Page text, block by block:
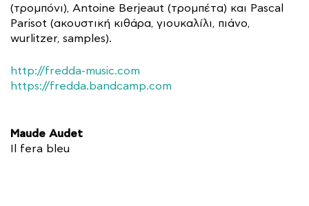
(τρομπόνι), Antoine Berjeaut (τρομπέτα) και Pascal
Parisot (ακουστική κιθάρα, γιουκαλίλι, πιάνο,
wurlitzer, samples).
http://fredda-music.com
https://fredda.bandcamp.com
Maude Audet
Il fera bleu